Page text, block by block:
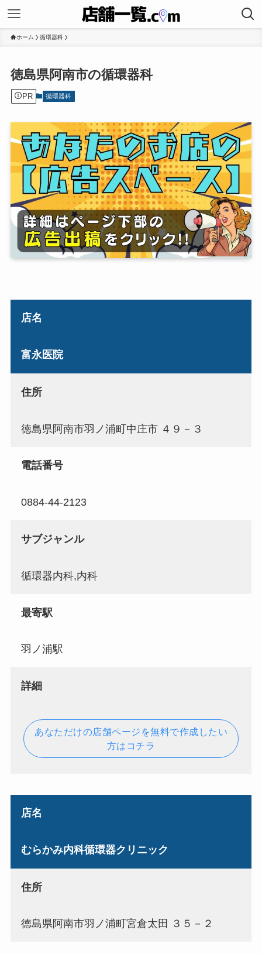
ホーム 循環器科
徳島県阿南市の循環器科
PR 循環器科
店名
富永医院
住所
徳島県阿南市羽ノ浦町中庄市 ４９－３
電話番号
0884-44-2123
サブジャンル
循環器内科,内科
最寄駅
羽ノ浦駅
詳細
あなただけの店舗ページを無料で作成したい
方はコチラ
店名
むらかみ内科循環器クリニック
住所
徳島県阿南市羽ノ浦町宮倉太田 ３５－２